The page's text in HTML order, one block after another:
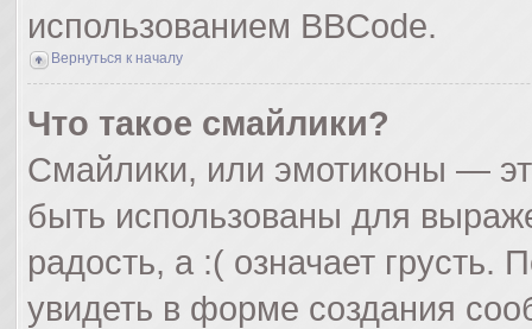
использованием BBCode.
Вернуться к началу
Что такое смайлики?
Смайлики, или эмотиконы —
быть использованы для
радость, а :( означает
увидеть в форме создания